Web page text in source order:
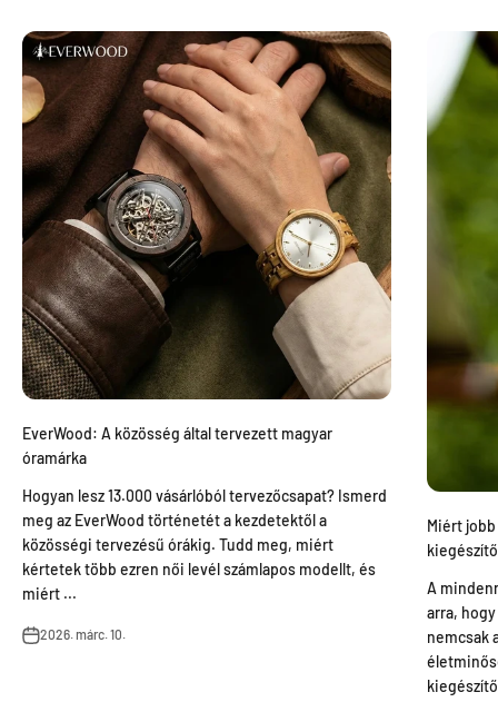
EverWood: A közösség által tervezett magyar
óramárka
Hogyan lesz 13.000 vásárlóból tervezőcsapat? Ismerd
meg az EverWood történetét a kezdetektől a
közösségi tervezésű órákig. Tudd meg, miért
kértetek több ezren női levél számlapos modellt, és
miért ...
2026. márc. 10.
Miért
A
arra,
nemcsak